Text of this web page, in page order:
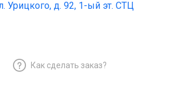
Урицкого, д. 92, 1-ый эт. СТЦ
Как сделать заказ?